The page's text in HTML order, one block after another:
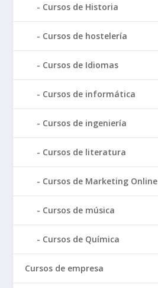
Cursos de Historia
Cursos de hostelería
Cursos de Idiomas
Cursos de informática
Cursos de ingeniería
Cursos de literatura
Cursos de Marketing Online
Cursos de música
Cursos de Química
Cursos de empresa